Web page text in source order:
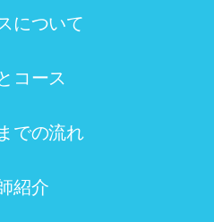
について
コース
での流れ
紹介